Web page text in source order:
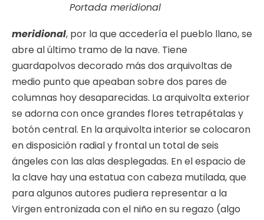
Portada meridional
meridional, por la que accedería el pueblo llano, se
abre al último tramo de la nave. Tiene
guardapolvos decorado más dos arquivoltas de
medio punto que apeaban sobre dos pares de
columnas hoy desaparecidas. La arquivolta exterior
se adorna con once grandes flores tetrapétalas y
botón central. En la arquivolta interior se colocaron
en disposición radial y frontal un total de seis
ángeles con las alas desplegadas. En el espacio de
la clave hay una estatua con cabeza mutilada, que
para algunos autores pudiera representar a la
Virgen entronizada con el niño en su regazo (algo